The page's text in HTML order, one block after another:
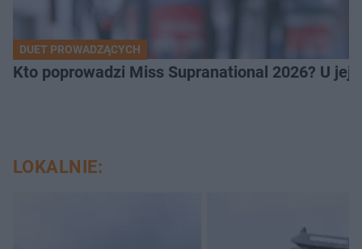
DUET PROWADZĄCYCH
Kto poprowadzi Miss Supranational 2026? U jej
LOKALNIE: